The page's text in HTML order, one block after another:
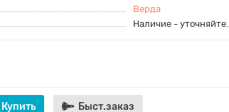
Верда
Наличие - уточняйте.
Купить Быст.заказ